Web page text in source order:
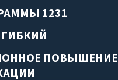
1231
ПОВЫШЕНИЕ